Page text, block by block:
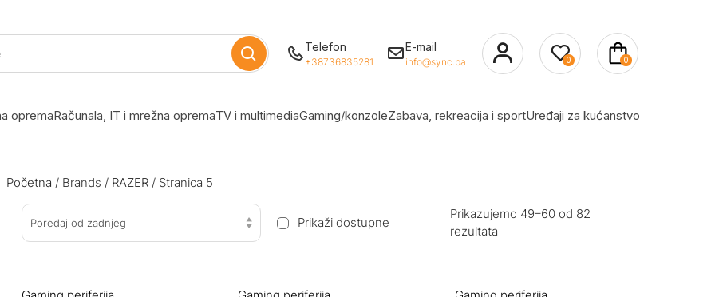
Telefon
+38736835281
E-mail
info@sync.ba 0 0
opremaRačunala, IT i mrežna opremaTV i multimediaGaming/konzoleZabava, rekreacija i sportUređaji za kućanstvo
Početna / Brands / RAZER / Stranica 5
Poredaj od zadnjeg Prikaži dostupne
Prikazujemo 49–60 od 82
rezultata